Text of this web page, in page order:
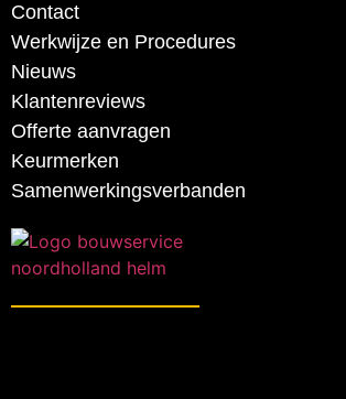
Contact
Werkwijze en Procedures
Nieuws
Klantenreviews
Offerte aanvragen
Keurmerken
Samenwerkingsverbanden